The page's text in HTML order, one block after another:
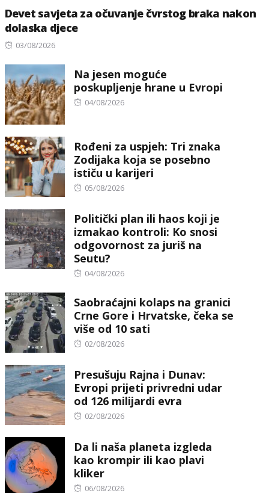
Devet savjeta za očuvanje čvrstog braka nakon
dolaska djece
Posted
03/08/2026
Na jesen moguće
poskupljenje hrane u Evropi
Posted
04/08/2026
Rođeni za uspjeh: Tri znaka
Zodijaka koja se posebno
ističu u karijeri
Posted
05/08/2026
Politički plan ili haos koji je
izmakao kontroli: Ko snosi
odgovornost za juriš na
Seutu?
Posted
04/08/2026
Saobraćajni kolaps na granici
Crne Gore i Hrvatske, čeka se
više od 10 sati
Posted
02/08/2026
Presušuju Rajna i Dunav:
Evropi prijeti privredni udar
od 126 milijardi evra
Posted
02/08/2026
Da li naša planeta izgleda
kao krompir ili kao plavi
kliker
Posted
06/08/2026